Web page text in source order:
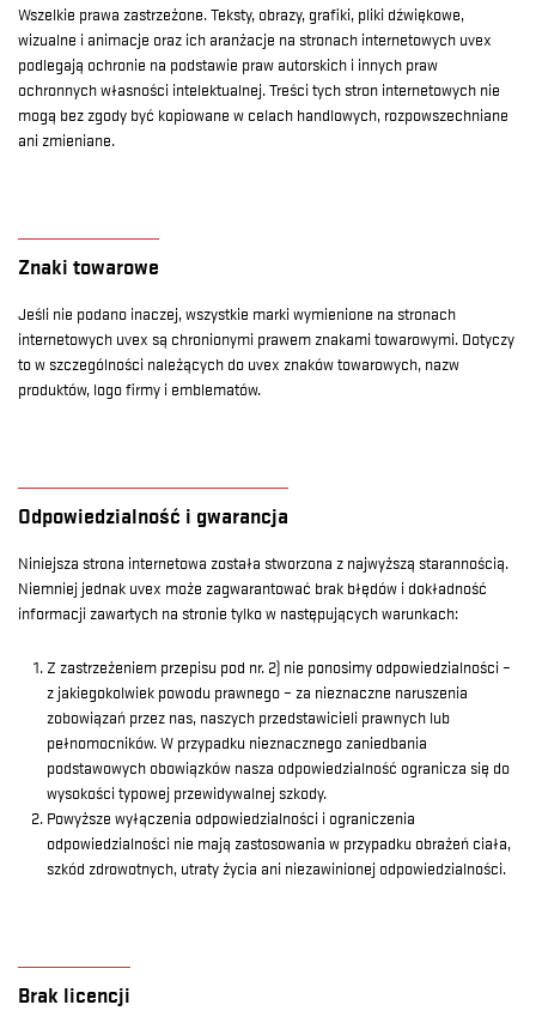
Wszelkie prawa zastrzeżone. Teksty, obrazy, grafiki, pliki dźwiękowe,
wizualne i animacje oraz ich aranżacje na stronach internetowych uvex
podlegają ochronie na podstawie praw autorskich i innych praw
ochronnych własności intelektualnej. Treści tych stron internetowych nie
mogą bez zgody być kopiowane w celach handlowych, rozpowszechniane
ani zmieniane.
Znaki towarowe
Jeśli nie podano inaczej, wszystkie marki wymienione na stronach
internetowych uvex są chronionymi prawem znakami towarowymi. Dotyczy
to w szczególności należących do uvex znaków towarowych, nazw
produktów, logo firmy i emblematów.
Odpowiedzialność i gwarancja
Niniejsza strona internetowa została stworzona z najwyższą starannością.
Niemniej jednak uvex może zagwarantować brak błędów i dokładność
informacji zawartych na stronie tylko w następujących warunkach:
Z zastrzeżeniem przepisu pod nr. 2) nie ponosimy odpowiedzialności –
z jakiegokolwiek powodu prawnego – za nieznaczne naruszenia
zobowiązań przez nas, naszych przedstawicieli prawnych lub
pełnomocników. W przypadku nieznacznego zaniedbania
podstawowych obowiązków nasza odpowiedzialność ogranicza się do
wysokości typowej przewidywalnej szkody.
Powyższe wyłączenia odpowiedzialności i ograniczenia
odpowiedzialności nie mają zastosowania w przypadku obrażeń ciała,
szkód zdrowotnych, utraty życia ani niezawinionej odpowiedzialności.
Brak licencji